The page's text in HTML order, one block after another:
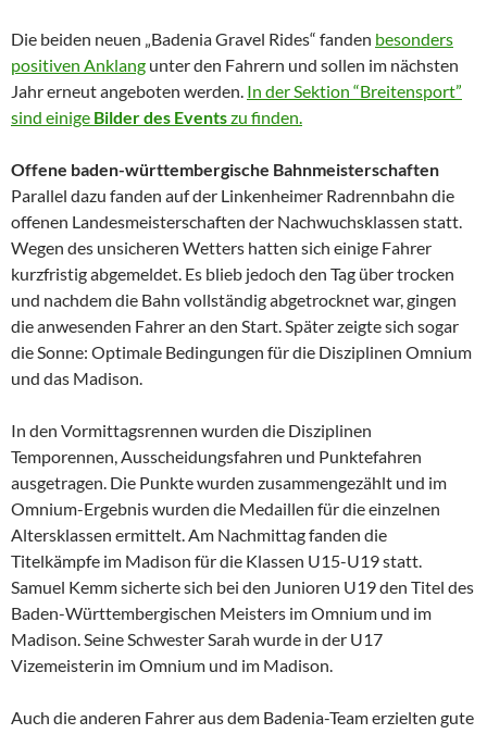
Die beiden neuen „Badenia Gravel Rides“ fanden besonders
positiven Anklang unter den Fahrern und sollen im nächsten
Jahr erneut angeboten werden. In der Sektion “Breitensport”
sind einige Bilder des Eventszu finden.
Offene baden-württembergische Bahnmeisterschaften
Parallel dazu fanden auf der Linkenheimer Radrennbahn die
offenen Landesmeisterschaften der Nachwuchsklassen statt.
Wegen des unsicheren Wetters hatten sich einige Fahrer
kurzfristig abgemeldet. Es blieb jedoch den Tag über trocken
und nachdem die Bahn vollständig abgetrocknet war, gingen
die anwesenden Fahrer an den Start. Später zeigte sich sogar
die Sonne: Optimale Bedingungen für die Disziplinen Omnium
und das Madison.
In den Vormittagsrennen wurden die Disziplinen
Temporennen, Ausscheidungsfahren und Punktefahren
ausgetragen. Die Punkte wurden zusammengezählt und im
Omnium-Ergebnis wurden die Medaillen für die einzelnen
Altersklassen ermittelt. Am Nachmittag fanden die
Titelkämpfe im Madison für die Klassen U15-U19 statt.
Samuel Kemm sicherte sich bei den Junioren U19 den Titel des
Baden-Württembergischen Meisters im Omnium und im
Madison. Seine Schwester Sarah wurde in der U17
Vizemeisterin im Omnium und im Madison.
Auch die anderen Fahrer aus dem Badenia-Team erzielten gute